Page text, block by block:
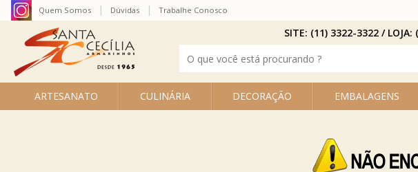
ARTESANATO CULINÁRIA DECORAÇÃO EMBALAGENS
Quem Somos Dúvidas Trabalhe Conosco
SITE: (11) 3322-3322 / LOJA: